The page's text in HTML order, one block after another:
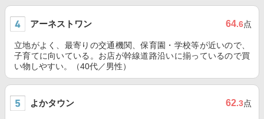
アーネストワン 64.6点
立地がよく、最寄りの交通機関、保育園・学校等が近いので、
子育てに向いている。お店が幹線道路沿いに揃っているので買
い物しやすい。（40代／男性）
よかタウン 62.3点